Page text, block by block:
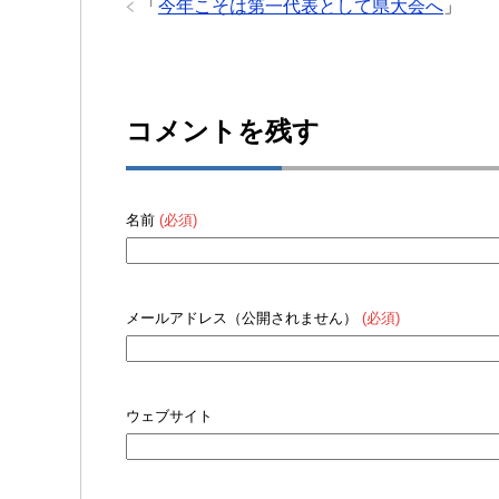
「 今年こそは第一代表として県大会へ 」
コメントを残す
名前 (必須)
メールアドレス（公開されません） (必須)
ウェブサイト